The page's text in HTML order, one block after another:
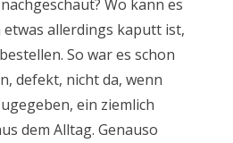
Wo kann es
etwas allerdings kaputt ist,
So war es schon
defekt, nicht da, wenn
ein ziemlich
dem Alltag. Genauso